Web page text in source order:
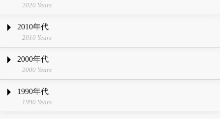
2020 Years
2010年代
2010 Years
2000年代
2000 Years
1990年代
1990 Years